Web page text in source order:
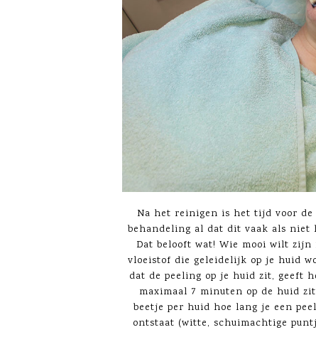
Na het reinigen is het tijd voor
behandeling al dat dit vaak als
Dat belooft wat! Wie mooi wilt
vloeistof die geleidelijk op je huid
dat de peeling op je huid zit, geeft
maximaal 7 minuten op de huid
beetje per huid hoe lang je een
ontstaat (witte, schuimachtige